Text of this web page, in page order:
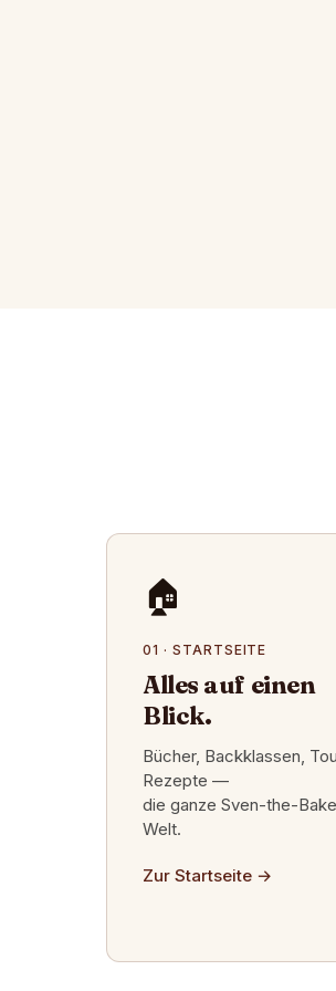
🏠
01 · STARTSEITE
Alles auf einen
Blick.
Bücher, Backklassen,
Rezepte —
die ganze Sven-the-
Welt.
Zur Startseite →